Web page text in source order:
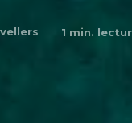
1 min.